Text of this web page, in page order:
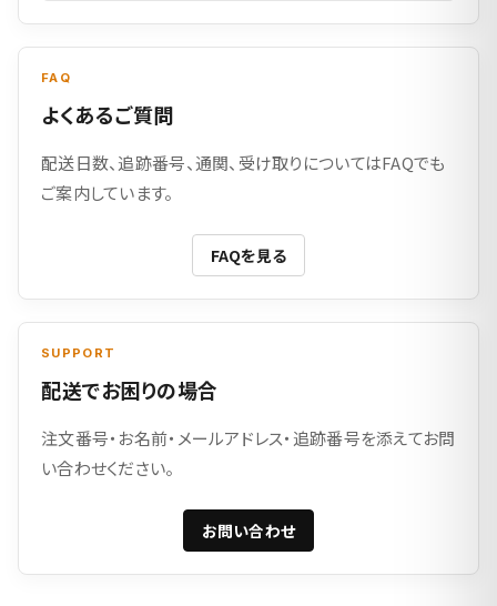
FAQ
よくあるご質問
配送日数、追跡番号、通関、受け取りについてはFAQでも
ご案内しています。
FAQを見る
SUPPORT
配送でお困りの場合
注文番号・お名前・メールアドレス・追跡番号を添えてお問
い合わせください。
お問い合わせ